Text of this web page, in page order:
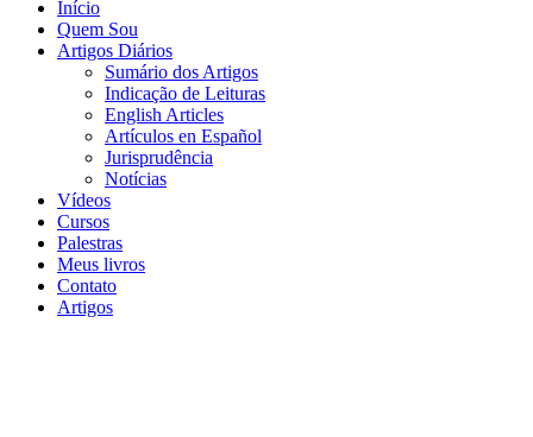
Início
Quem Sou
Artigos Diários
Sumário dos Artigos
Indicação de Leituras
English Articles
Artículos en Español
Jurisprudência
Notícias
Vídeos
Cursos
Palestras
Meus livros
Contato
Artigos